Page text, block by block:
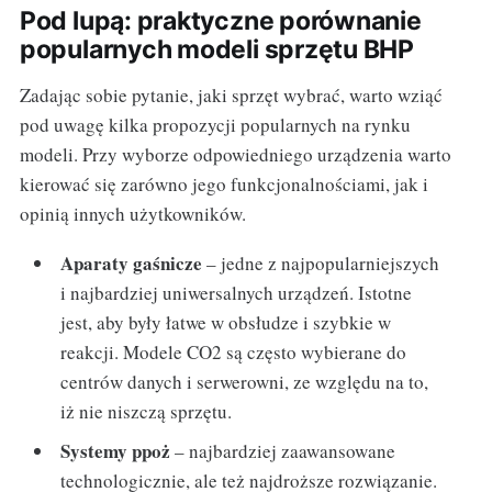
Pod lupą: praktyczne porównanie
popularnych modeli sprzętu BHP
Zadając sobie pytanie, jaki sprzęt wybrać, warto wziąć
pod uwagę kilka propozycji popularnych na rynku
modeli. Przy wyborze odpowiedniego urządzenia warto
kierować się zarówno jego funkcjonalnościami, jak i
opinią innych użytkowników.
Aparaty gaśnicze – jedne z najpopularniejszych
i najbardziej uniwersalnych urządzeń. Istotne
jest, aby były łatwe w obsłudze i szybkie w
reakcji. Modele CO2 są często wybierane do
centrów danych i serwerowni, ze względu na to,
iż nie niszczą sprzętu.
Systemy ppoż – najbardziej zaawansowane
technologicznie, ale też najdroższe rozwiązanie.